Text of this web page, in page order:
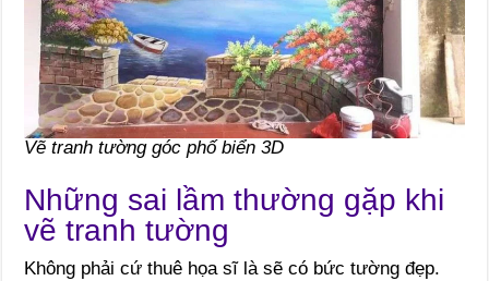
Vẽ tranh tường góc phố biển 3D
Những sai lầm thường gặp khi
vẽ tranh tường
Không phải cứ thuê họa sĩ là sẽ có bức tường đẹp.